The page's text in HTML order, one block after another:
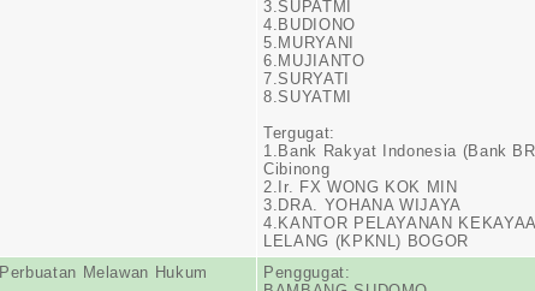
3.SUPATMI
4.BUDIONO
5.MURYANI
6.MUJIANTO
7.SURYATI
8.SUYATMI
Tergugat:
1.Bank Rakyat Indonesia (Bank
Cibinong
2.Ir. FX WONG KOK MIN
3.DRA. YOHANA WIJAYA
4.KANTOR PELAYANAN
LELANG (KPKNL) BOGOR
Perbuatan Melawan Hukum
Penggugat: